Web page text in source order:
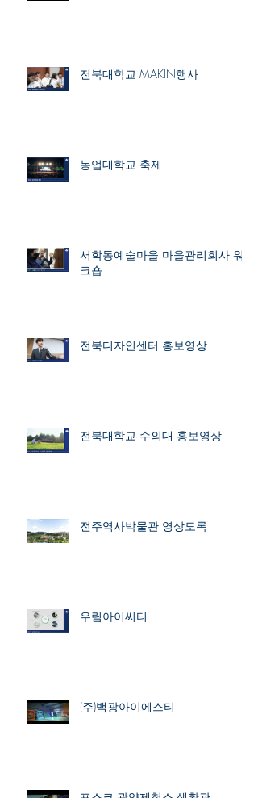
전북대학교 MAKIN행사
농업대학교 축제
서학동예술마을 마을관리회사 워
크숍
전북디자인센터 홍보영상
전북대학교 수의대 홍보영상
전주역사박물관 영상도록
우림아이씨티
(주)백광아이에스티